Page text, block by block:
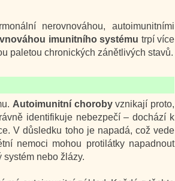
nerovnováhou, autoimunitními
imunitního systému trpí více
paletou chronických zánětlivých stavů.
Autoimunitní chorobyvznikají proto,
identifikuje nebezpečí – dochází k
V důsledku toho je napadá, což vede
nemoci mohou protilátky napadnout
nebo žlázy.